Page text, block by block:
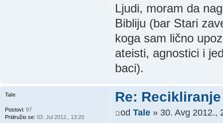
Ljudi, moram da
Bibliju (bar Stari
koga sam lično
ateisti, agnostici i
baci).
Re:
od Tale» 30. Avg 2012.,
Tale
Postovi: 97
Pridružio se: 03. Jul 2012., 13:20